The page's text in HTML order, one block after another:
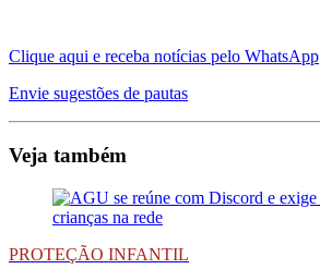
Clique aqui e receba notícias pelo WhatsApp
Envie sugestões de pautas
Veja também
PROTEÇÃO INFANTIL